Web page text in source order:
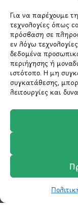
Για να παρέχουμε
τεχνολογίες όπως
πρόσβαση σε
εν λόγω
δεδομένα
περιήγησης ή
ιστότοπο. Η μη
συγκατάθεσης,
λειτουργίες και
ΜΕΝΟΥ
Ο Λογαριασμός
Σύγκριση
Wishlist
Καλάθι
Shop
ΣΧΕΤΙΚΑ ΜΕ
Σχετικά με εμάς
Επικοινωνία
WishlistΚαλάθι
Ο